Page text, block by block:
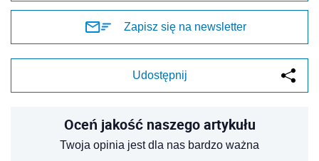
Zapisz się na newsletter
Udostępnij
Oceń jakość naszego artykułu
Twoja opinia jest dla nas bardzo ważna